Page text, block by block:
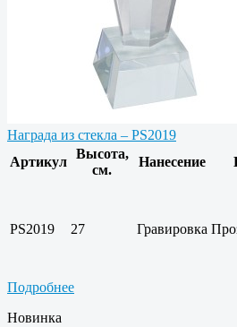
Награда из стекла – PS2019
Артикул
Высота,
см.
Нанесение
PS2019 27 Гравировка
Подробнее
Новинка